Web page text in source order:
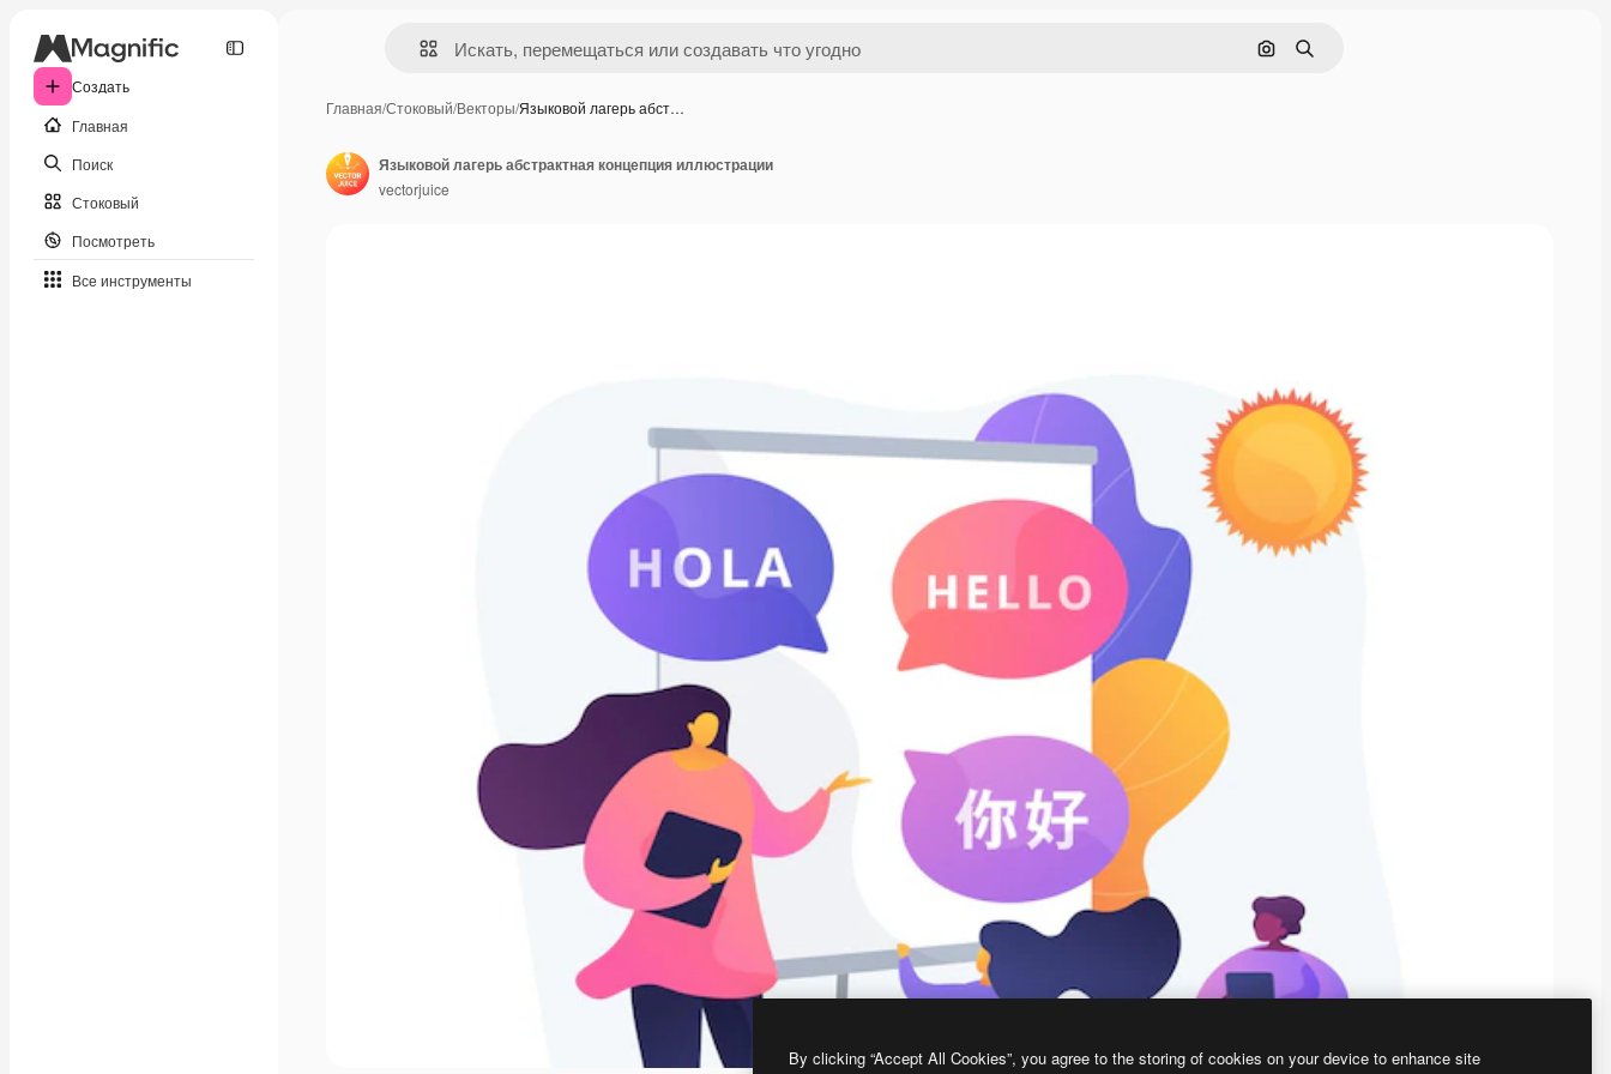
Создать
Главная
Поиск
Стоковый
Посмотреть
Все инструменты
Поиск по изображению
Поиск
Главная/Стоковый/Векторы/Языковой лагерь абст…
Языковой лагерь абстрактная концепция иллюстрации
vectorjuice
By clicking “Accept All Cookies”, you agree to the storing of cookies on your device to enhance site